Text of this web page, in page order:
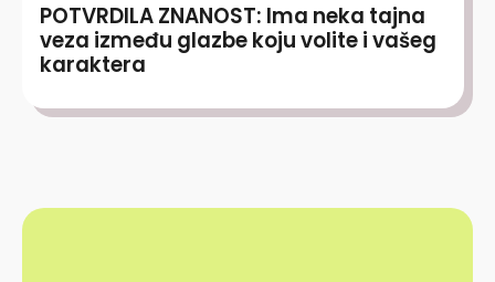
POTVRDILA ZNANOST: Ima neka tajna
veza između glazbe koju volite i vašeg
karaktera